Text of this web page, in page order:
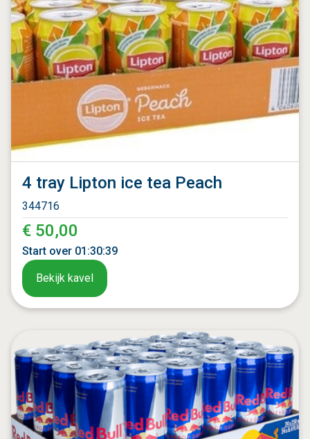
4 tray Lipton ice tea Peach
344716
€ 50,00
Start over 01 :30:37
Bekijk kavel